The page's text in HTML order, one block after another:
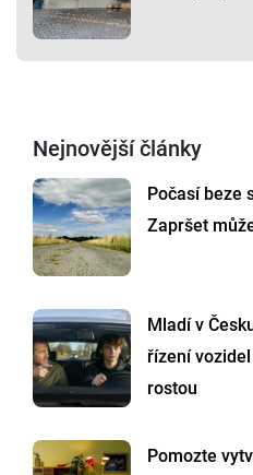
Nejnovější články
Počasí beze
Zapršet
Mladí v
řízení
rostou
Pomozte